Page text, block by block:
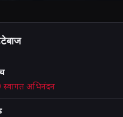
स्वागत अभिनंदन